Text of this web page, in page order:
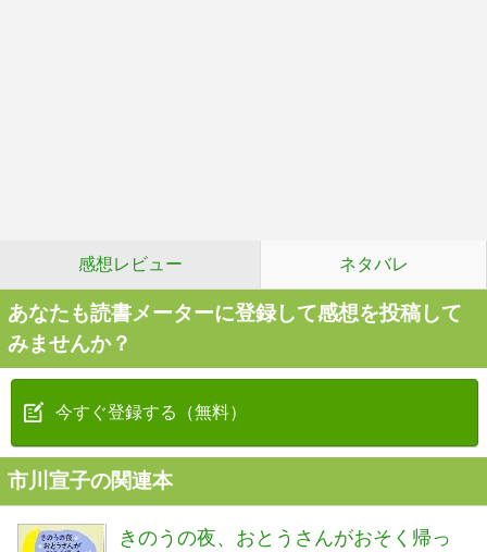
感想レビュー ネタバレ
あなたも読書メーターに登録して感想を投稿して
みませんか？
今すぐ登録する（無料）
市川宣子の関連本
きのうの夜、おとうさんがおそく帰っ